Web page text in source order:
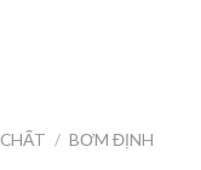
/ BƠM ĐỊNH